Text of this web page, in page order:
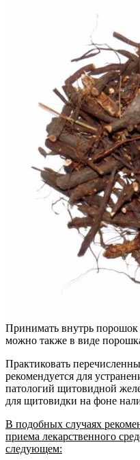
Принимать внутрь порошок
можно также в виде
Практиковать
рекомендуется для
патологий щитовидной
для щитовидки на фоне
В подобных случаях
приема лекарственного
следующем: